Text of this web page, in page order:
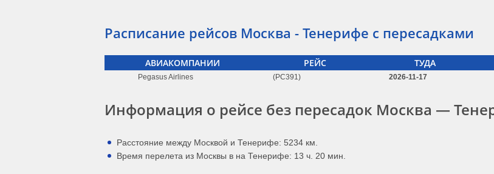
Расписание рейсов Москва - Тенерифе с пересадками
АВИАКОМПАНИИ РЕЙС ТУДА
Pegasus Airlines (PC391) 2026-11-17
Информация о рейсе без пересадок Москва —
Расстояние между Москвой и Тенерифе: 5234 км.
Время перелета из Москвы в на Тенерифе: 13 ч. 20 мин.